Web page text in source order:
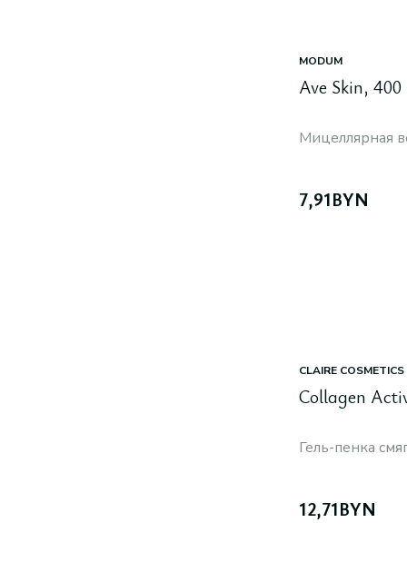
MODUM
Ave Skin,
Мицеллярная
7,91BYN
CLAIRE COSMETICS
Сollagen
Гель-пенка
12,71BYN